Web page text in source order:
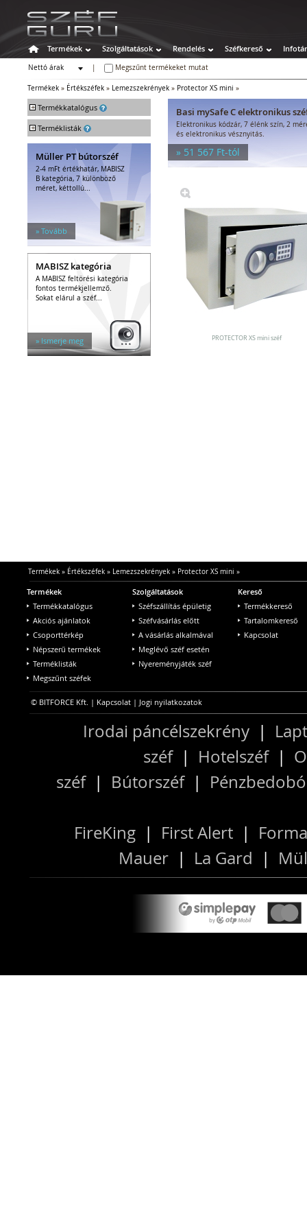
Termékek Szolgáltatások Rendelés Széfkereső Infotár
Nettó árak
Megszűnt termékeket mutat
Termékek » Értékszéfek » Lemezszekrények » Protector XS mini »
+ Termékkatalógus
Széfek
Értékszéfek
Faliszéfek
Padlószéfek
Lemezszekrények
Bedobós értékszéfek
Szuperkasszák
Tűzálló széfek
Speciális széfek
Fegyverszekrények
Hotelszéfek
Széfzárak
Trezorok
+ Terméklisták
Müller PT bútorszéf
2-4 mFt értékhatár, MABISZ
B kategória, 7 különböző
méret, kéttollú...
» Tovább
MABISZ kategória
A MABISZ feltörési kategória
fontos termékjellemző.
Sokat elárul a széf...
» Ismerje meg
Basi mySafe C elektronikus
Elektronikus kódzár, 7 élénk szín, 2
és elektronikus vésznyitás.
» 51 567 Ft-tól
PROTECTOR XS mini széf
Termékek» Értékszéfek» Lemezszekrények» Protector XS mini »
Termékek
Termékkatalógus
Akciós ajánlatok
Csoporttérkép
Népszerű termékek
Terméklisták
Megszűnt széfek
Szolgáltatások
Széfszállítás épületig
Széfvásárlás előtt
A vásárlás alkalmával
Meglévő széf esetén
Nyereményjáték széf
Kereső
Termékkereső
Tartalomkereső
Kapcsolat
© BITFORCE Kft. | Kapcsolat | Jogi nyilatkozatok
Irodai páncélszekrény |
széf| Hotelszéf|
széf| Bútorszéf|
FireKing | First Alert |
Mauer | La Gard |